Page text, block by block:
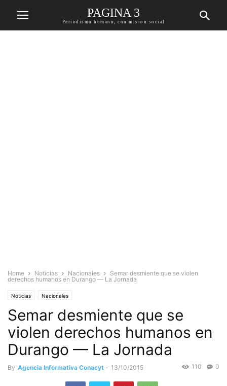
PAGINA 3
Periodismo humano, con mision social
Home Noticias Nacionales
Semar desmiente que se violen
derechos humanos en Durango — La Jornada
Noticias Nacionales
Semar desmiente que se
violen derechos humanos en
Durango — La Jornada
By Agencia Informativa Conacyt - 13/10/2015 0
110